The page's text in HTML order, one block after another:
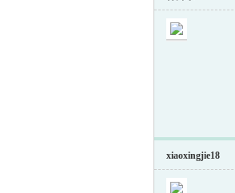
xiaoxingjie18